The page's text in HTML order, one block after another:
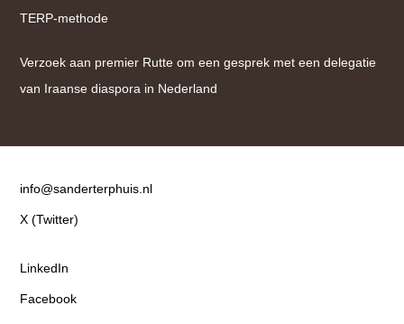
TERP-methode
Verzoek aan premier Rutte om een gesprek met een delegatie
van Iraanse diaspora in Nederland
Contact
info@sanderterphuis.nl
X (Twitter)
LinkedIn
Facebook